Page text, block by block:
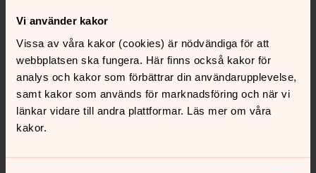
Vi använder kakor
Vissa av våra kakor (cookies) är nödvändiga för att
webbplatsen ska fungera. Här finns också kakor för
analys och kakor som förbättrar din användarupplevelse,
samt kakor som används för marknadsföring och när vi
länkar vidare till andra plattformar. Läs mer om våra
kakor.
Svenska kyrkan i utlandet
Svenska kyrkan har församlingar och mobila präster
runt om i världen.Läs mer eller ge en gåva på
Svenska kyrkan i utlandets webbplats.
Givarservice – om du har frågor om gåvor till Svenska